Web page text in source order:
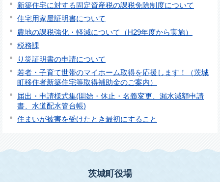
新築住宅に対する固定資産税の課税免除制度について
住宅用家屋証明書について
農地の課税強化・軽減について（H29年度から実施）
税務課
り災証明書の申請について
若者・子育て世帯のマイホーム取得を応援します！（茨城
町移住者新築住宅等取得補助金のご案内）
届出・申請様式集(開始・休止・名義変更、漏水減額申請
書、水道配水管台帳)
住まいが被害を受けたとき最初にすること
茨城町役場